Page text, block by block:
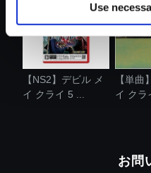
Use
【NS2】デビル メ
イ クライ 5 ...
【単曲
イ クラ
お問